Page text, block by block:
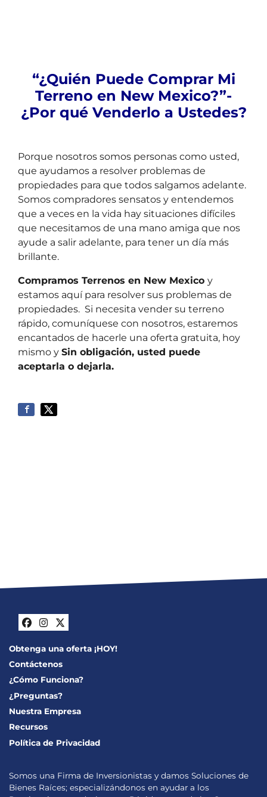
“¿Quién Puede Comprar Mi
Terreno en New Mexico?”-
¿Por qué Venderlo a Ustedes?
Porque nosotros somos personas como usted,
que ayudamos a resolver problemas de
propiedades para que todos salgamos adelante.
Somos compradores sensatos y entendemos
que a veces en la vida hay situaciones difíciles
que necesitamos de una mano amiga que nos
ayude a salir adelante, para tener un día más
brillante.
Compramos Terrenos en New Mexico y
estamos aquí para resolver sus problemas de
propiedades. Si necesita vender su terreno
rápido, comuníquese con nosotros, estaremos
encantados de hacerle una oferta gratuita, hoy
mismo y Sin obligación, usted puede
aceptarla o dejarla.
Facebook
Instagram
Twitter
Obtenga una oferta ¡HOY!
Contáctenos
¿Cómo Funciona?
¿Preguntas?
Nuestra Empresa
Recursos
Política de Privacidad
Somos una Firma de Inversionistas y damos Soluciones de
Bienes Raíces; especializándonos en ayudar a los